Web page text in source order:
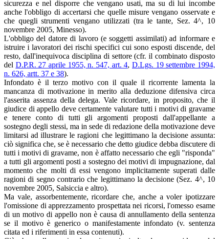
sicurezza e nel disporre che vengano usati, ma su di lui incombe
anche l'obbligo di accertarsi che quelle misure vengano osservate e
che quegli strumenti vengano utilizzati (tra le tante, Sez. 4^, 10
novembre 2005, Minesso).
L'obbligo del datore di lavoro (e soggetti assimilati) ad informare e
istruire i lavoratori dei rischi specifici cui sono esposti discende, del
resto, dall'inequivoca disciplina di settore (cfr. il combinato disposto
del D.P.R. 27 aprile 1955, n. 547, art. 4,D.Lgs. 19 settembre 1994,
n. 626, artt. 37 e 38).
Infondato è il terzo motivo con il quale il ricorrente lamenta la
mancanza di motivazione in merito alla deduzione difensiva circa
l'asserita assenza della delega. Vale ricordare, in proposito, che il
giudice di appello deve certamente valutare tutti i motivi di gravame
e tenere conto di tutti gli argomenti proposti dall'appellante a
sostegno degli stessi, ma in sede di redazione della motivazione deve
limitarsi ad illustrare le ragioni che legittimano la decisione assunta:
ciò significa che, se è necessario che detto giudice debba discutere di
tutti i motivi di gravame, non è affatto necessario che egli "risponda"
a tutti gli argomenti posti a sostegno dei motivi di impugnazione, dal
momento che molti di essi vengono implicitamente superati dalle
ragioni di segno contrario che legittimano la decisione (Sez. 4^, 10
novembre 2005, Salsiccia e altro).
Ma vale, assorbentemente, ricordare che, anche a voler ipotizzare
l'omissione di apprezzamento prospettata nei ricorsi, l'omesso esame
di un motivo di appello non è causa di annullamento della sentenza
se il motivo è generico o manifestamente infondato (v. sentenza
citata ed i riferimenti in essa contenuti).